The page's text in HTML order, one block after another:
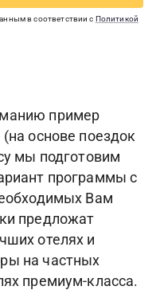
в соответствии с Политикой
пример
основе поездок
мы подготовим
программы с
Вам
предложат
отелях и
на частных
премиум-класса.